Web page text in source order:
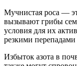
Мучнистая роса —
вызывают грибы
условия для их
резкими
Избыток азота в